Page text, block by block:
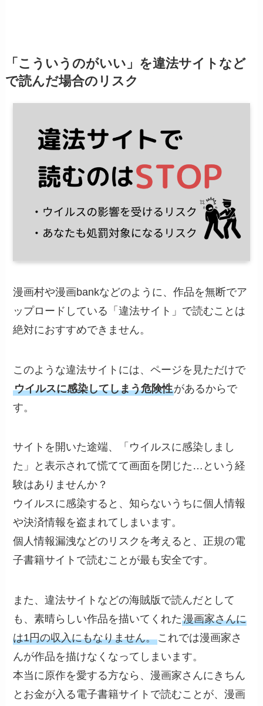
「こういうのがいい」を違法サイトなど
で読んだ場合のリスク
漫画村や漫画bankなどのように、作品を無断でア
ップロードしている「違法サイト」で読むことは
絶対におすすめできません。
このような違法サイトには、ページを見ただけで
ウイルスに感染してしまう危険性があるからで
す。
サイトを開いた途端、「ウイルスに感染しまし
た」と表示されて慌てて画面を閉じた…という経
験はありませんか？
ウイルスに感染すると、知らないうちに個人情報
や決済情報を盗まれてしまいます。
個人情報漏洩などのリスクを考えると、正規の電
子書籍サイトで読むことが最も安全です。
また、違法サイトなどの海賊版で読んだとして
も、素晴らしい作品を描いてくれた漫画家さんに
は1円の収入にもなりません。これでは漫画家さ
んが作品を描けなくなってしまいます。
本当に原作を愛する方なら、漫画家さんにきちん
とお金が入る電子書籍サイトで読むことが、漫画